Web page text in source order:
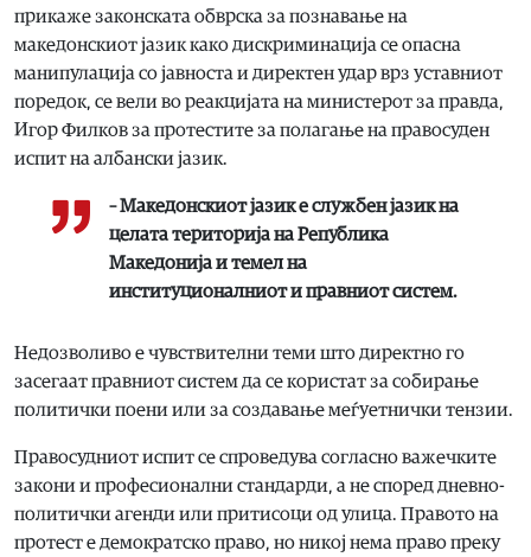
прикаже законската обврска за познавање на
македонскиот јазик како дискриминација се опасна
манипулација со јавноста и директен удар врз уставниот
поредок, се вели во реакцијата на министерот за правда,
Игор Филков за протестите за полагање на правосуден
испит на албански јазик.
– Македонскиот јазик е службен јазик на
целата територија на Република
Македонија и темел на
институционалниот и правниот систем.
Недозволиво е чувствителни теми што директно го
засегаат правниот систем да се користат за собирање
политички поени или за создавање меѓуетнички тензии.
Правосудниот испит се спроведува согласно важечките
закони и професионални стандарди, а не според дневно-
политички агенди или притисоци од улица. Правото на
протест е демократско право, но никој нема право преку